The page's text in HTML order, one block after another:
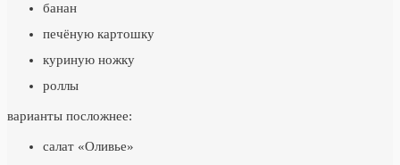
банан
печёную картошку
куриную ножку
роллы
варианты посложнее:
салат «Оливье»